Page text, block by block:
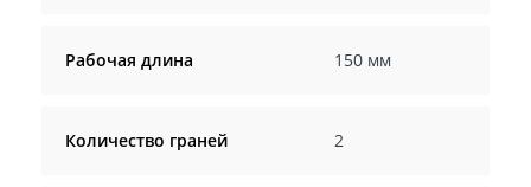
Рабочая длина 150 мм
Количество граней 2